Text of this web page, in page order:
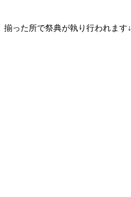
揃った所で祭典が執り行われます↓